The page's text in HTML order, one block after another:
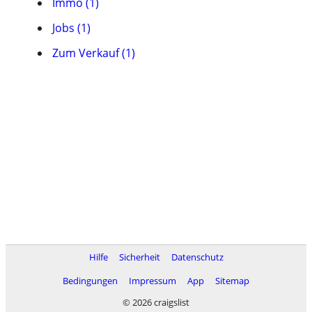
Jobs (1)
Zum Verkauf (1)
Hilfe Sicherheit
Datenschutz
Bedingungen
Impressum App
Sitemap
© 2026 craigslist